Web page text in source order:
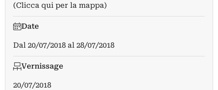
(Clicca qui per la mappa)
Date
Dal 20/07/2018 al 28/07/2018
Vernissage
20/07/2018